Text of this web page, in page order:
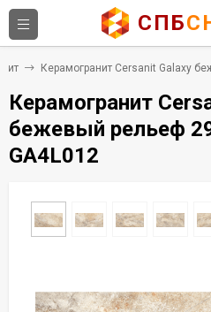
СПБ
Керамогранит Cersanit Galaxy
Керамогранит
бежевый рельеф
GA4L012